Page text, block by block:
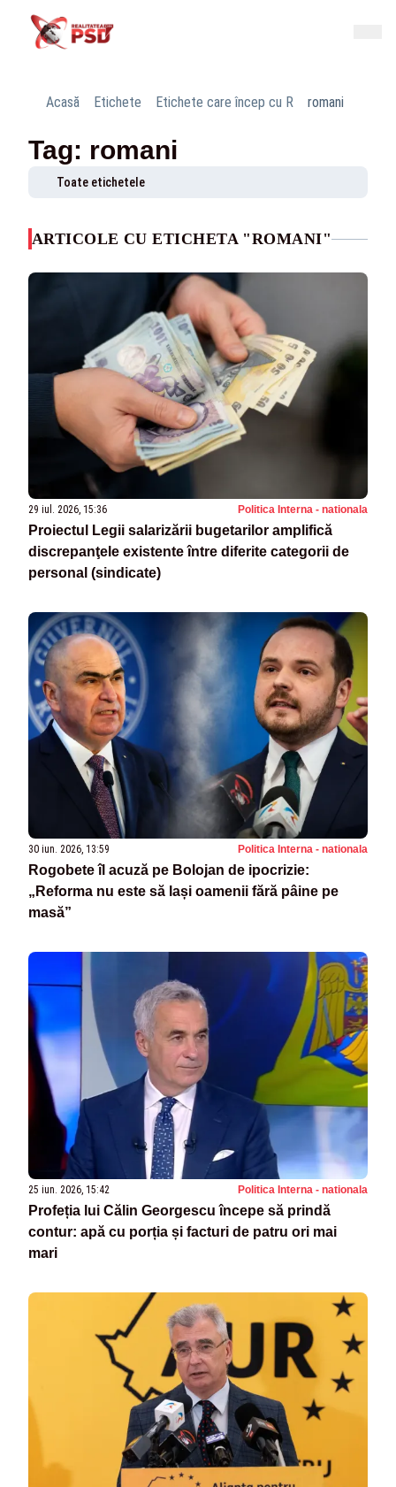
Acasă Etichete Etichete care încep cu R romani
Tag: romani
Toate etichetele
ARTICOLE CU ETICHETA "ROMANI"
29 iul. 2026, 15:36 Politica Interna - nationala
Proiectul Legii salarizării bugetarilor amplifică
discrepanţele existente între diferite categorii de
personal (sindicate)
30 iun. 2026, 13:59 Politica Interna - nationala
Rogobete îl acuză pe Bolojan de ipocrizie:
„Reforma nu este să lași oamenii fără pâine pe
masă”
25 iun. 2026, 15:42 Politica Interna - nationala
Profeția lui Călin Georgescu începe să prindă
contur: apă cu porția și facturi de patru ori mai
mari